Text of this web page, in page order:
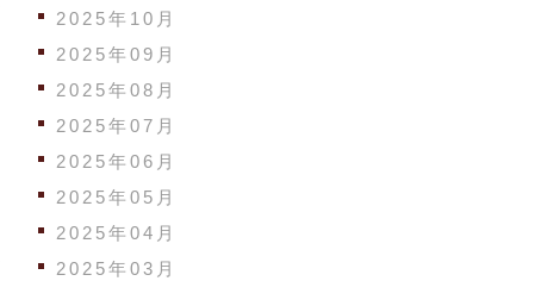
2025年10月
2025年09月
2025年08月
2025年07月
2025年06月
2025年05月
2025年04月
2025年03月